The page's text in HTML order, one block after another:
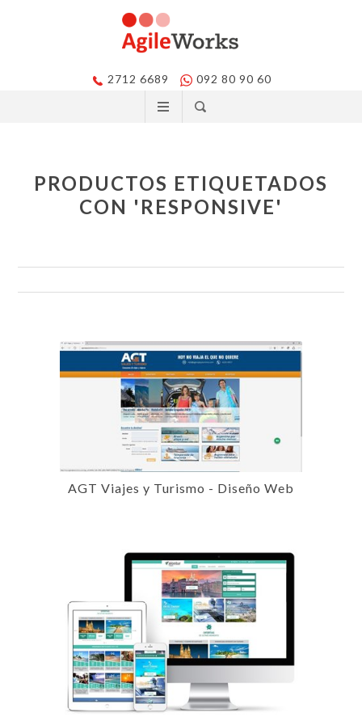
2712 6689 092 80 90 60
PRODUCTOS ETIQUETADOS
CON 'RESPONSIVE'
AGT Viajes y Turismo - Diseño Web